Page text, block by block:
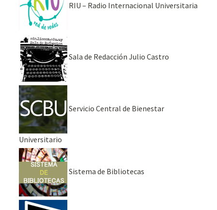
RIU – Radio Internacional Universitaria
Sala de Redacción Julio Castro
Servicio Central de Bienestar
Universitario
Sistema de Bibliotecas